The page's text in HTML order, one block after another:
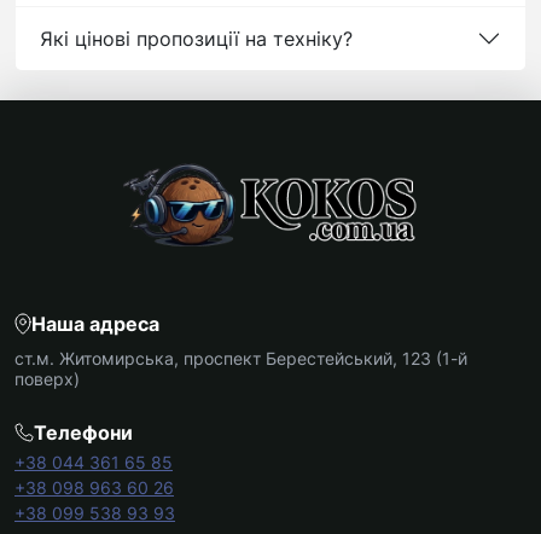
Які цінові пропозиції на техніку?
Наша адреса
ст.м. Житомирська, проспект Берестейський, 123 (1-й
поверх)
Телефони
+38 044 361 65 85
+38 098 963 60 26
+38 099 538 93 93